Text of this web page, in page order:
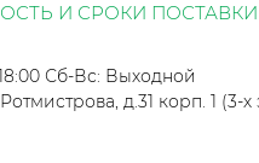
И СРОКИ
Сб-Вс: Выходной
д.31 корп. 1 (3-